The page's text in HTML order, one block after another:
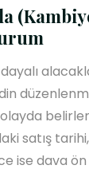
satış
ise dava ön